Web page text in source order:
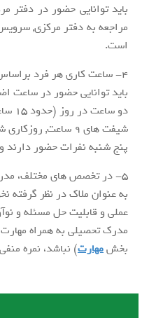
باید توانایی حضور در دفتر
مراجعه به دفتر مرکزی,
است.
4- ساعت کاری هر فرد
باید توانایی حضور در ساعت
دو
شیفت های 9 ساعت,
پنج شنبه نفرات حضور دارند
5- در تخصص های مختلف،
به عنوان ملاک در نظر گرفته
عملی و قابلیت حل مسئله و
مدرک تحصیلی به همراه
بخشمهارت) نباشد، نمره